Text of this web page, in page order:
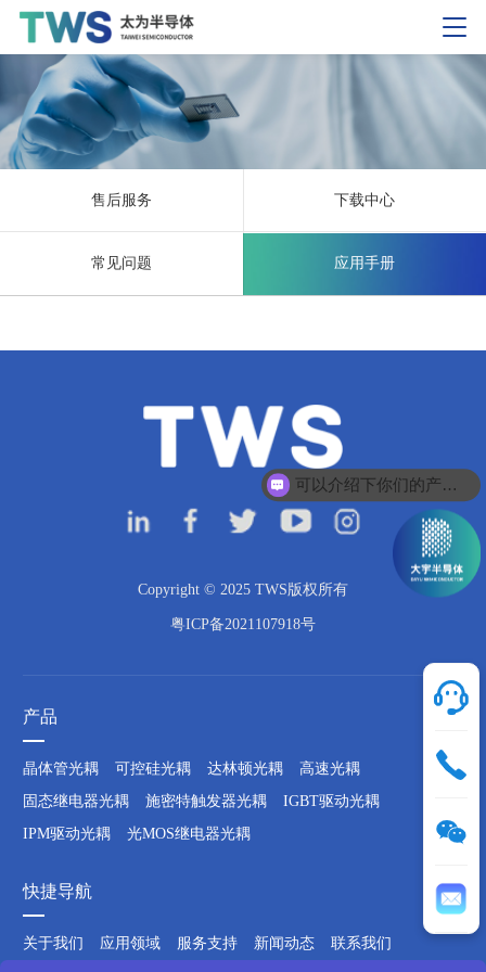
售后服务 下载中心
常见问题 应用手册
Copyright © 2025 TWS版权所有
粤ICP备2021107918号
产品
晶体管光耦 可控硅光耦 达林顿光耦
高速光耦
固态继电器光耦
施密特触发器光耦
IGBT驱动光耦
IPM驱动光耦
光MOS继电器光耦
快捷导航
关于我们 应用领域 服务支持 新闻动态 联系我们
可以介绍下你们的产品么